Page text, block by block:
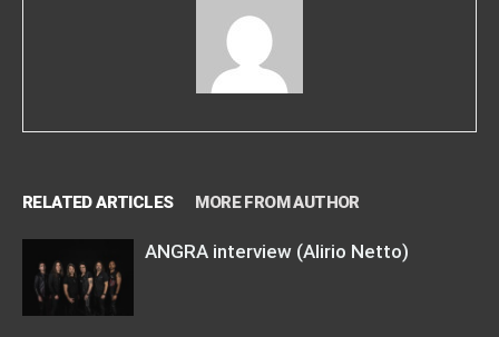
RELATED ARTICLES MORE FROM AUTHOR
ANGRA interview (Alirio Netto)